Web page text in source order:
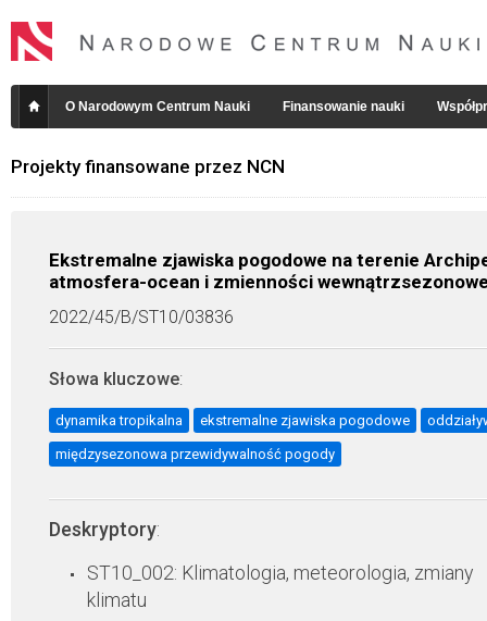
O Narodowym Centrum Nauki Finansowanie nauki
Projekty finansowane przez NCN
Ekstremalne zjawiska pogodowe na terenie
atmosfera-ocean i zmienności
2022/45/B/ST10/03836
Słowa kluczowe:
dynamika tropikalna ekstremalne zjawiska pogodowe
międzysezonowa przewidywalność pogody
Deskryptory:
ST10_002: Klimatologia, meteorologia, zmiany
klimatu